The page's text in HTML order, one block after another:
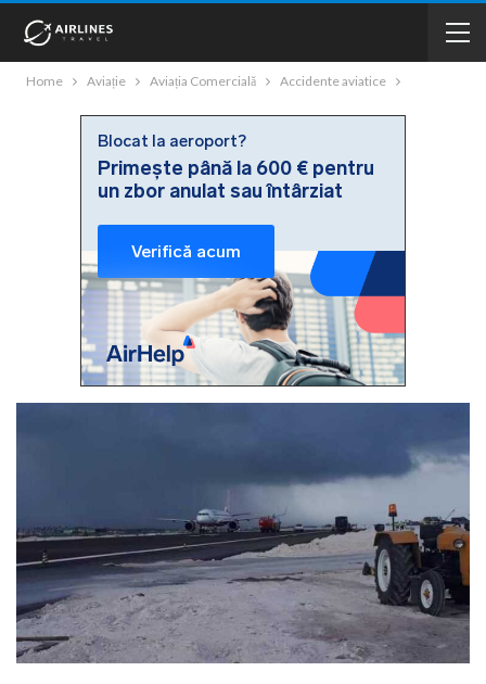
Home Aviație Aviația Comercială Accidente aviatice